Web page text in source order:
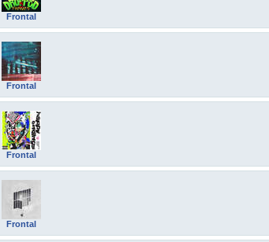
Frontal
Frontal
Frontal
Frontal